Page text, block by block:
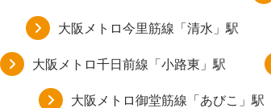
大阪メトロ今里筋線「清水」駅
大阪メトロ千日前線「小路東」駅
大阪メトロ御堂筋線「あびこ」駅